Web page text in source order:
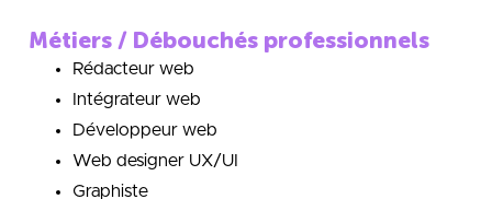
Métiers / Débouchés professionnels
Rédacteur web
Intégrateur web
Développeur web
Web designer UX/UI
Graphiste